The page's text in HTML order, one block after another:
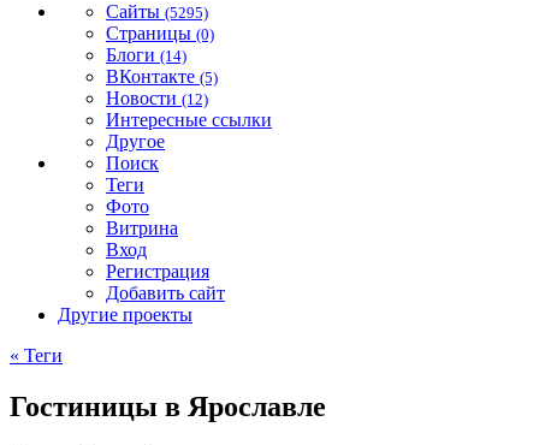
Сайты (5295)
Страницы (0)
Блоги (14)
ВКонтакте (5)
Новости (12)
Интересные ссылки
Другое
Поиск
Теги
Фото
Витрина
Вход
Регистрация
Добавить сайт
Другие проекты
« Теги
Гостиницы в Ярославле